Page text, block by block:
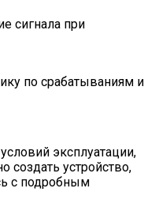
сигнала при
по срабатываниям и
эксплуатации,
создать устройство,
с подробным